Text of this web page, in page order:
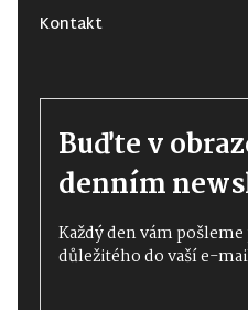
Kontakt
Buďte v
denním
Každý den vám
důležitého do vaší e-